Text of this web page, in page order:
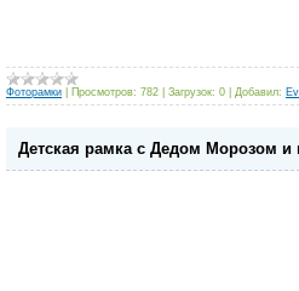
Фоторамки Просмотров: 782 Загрузок: 0 Добавил:
Детская рамка с Дедом Морозом и